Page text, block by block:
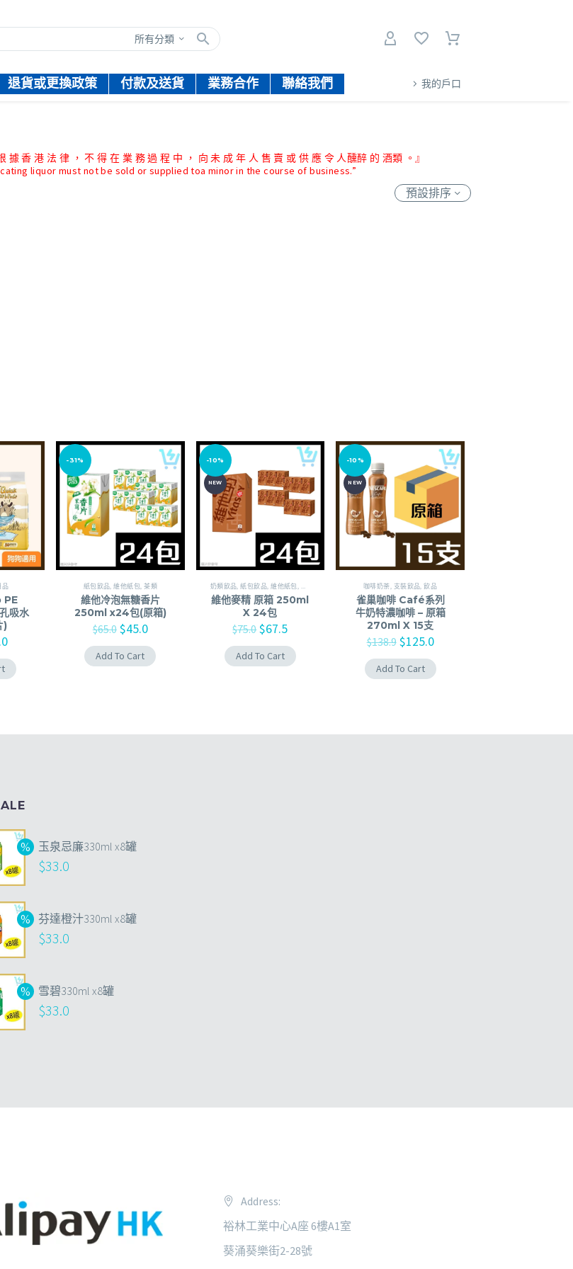
所有分類
退貨或更換政策 付款及送貨 業務合作 聯絡我們 我的戶口
香 港 法 律 ， 不 得 在 業 務 過 程 中 ， 向 未 成 年 人 售 賣 或 供 應 令 人醺醉 的 酒類 。』
liquor must not be sold or supplied toa minor in the course of business.”
預設排序
品
PE
吸水
)
-31%
紙包飲品 ,維他紙包 ,茶類
維他冷泡無糖香片
250ml x24包(原箱)
$65.0 $45.0
Add To Cart
-10%
NEW
奶類飲品 ,紙包飲品 ,維他紙包
維他麥精 原箱 250ml
X 24包
$75.0 $67.5
Add To Cart
-10%
NEW
咖啡奶荼 支裝飲品 ,飲品
雀巢咖啡 Café系列
牛奶特濃咖啡 – 原箱
270ml X 15支
$138.9 $125.0
Add To Cart
玉泉忌廉330ml x8罐
$33.0
芬達橙汁330ml x8罐
$33.0
雪碧330ml x8罐
$33.0
Address:
裕林工業中心A座 6樓A1室
葵涌葵樂街2-28號